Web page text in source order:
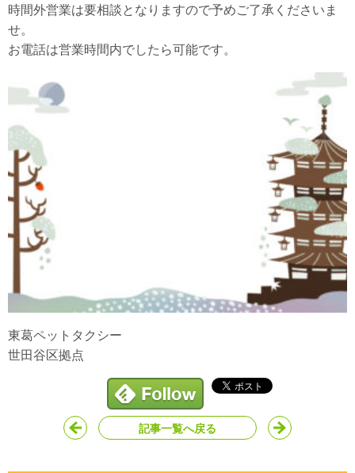
時間外営業は要相談となりますので予めご了承くださいま
せ。
お電話は営業時間内でしたら可能です。
東葛ペットタクシー
世田谷区拠点
記事一覧へ戻る